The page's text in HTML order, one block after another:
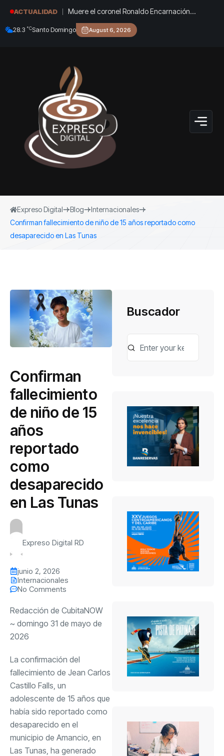
ACTUALIDAD
Muere el coronel Ronaldo Encarnación
Santovenia, quien fuera jefe de la
Contrainteligencia en Pinar del Río
28.3 °CSanto Domingo August 6, 2026
Expreso Digital Blog
Internacionales
Confirman fallecimiento de niño de 15 años reportado como
desaparecido en Las Tunas
Confirman
fallecimiento
de niño de 15
años
reportado
como
desaparecido
en Las Tunas
Expreso Digital RD
junio 2, 2026
Internacionales
No Comments
Redacción de CubitaNOW
~ domingo 31 de mayo de
2026
La confirmación del
fallecimiento de Jean Carlos
Castillo Falls, un
adolescente de 15 años que
había sido reportado como
desaparecido en el
municipio de Amancio, en
Las Tunas, ha generado
Buscador